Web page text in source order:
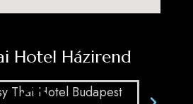
Hotel Házirend